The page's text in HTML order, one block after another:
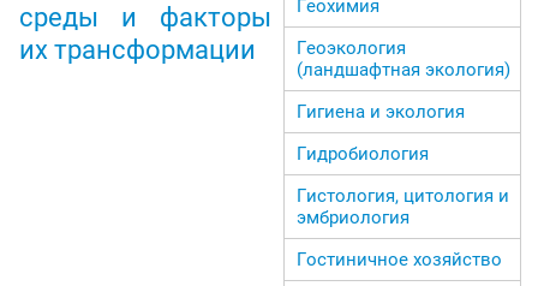
среды и факторы
их трансформации
Геохимия
Геоэкология
(ландшафтная экология)
Гигиена и экология
Гидробиология
Гистология, цитология и
эмбриология
Гостиничное хозяйство